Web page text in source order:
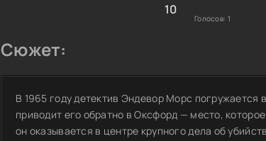
10
Голосов: 1
Сюжет:
В 1965 году детектив Эндевор Морс
приводит его обратно в Оксфорд — место,
он оказывается в центре крупного дела об